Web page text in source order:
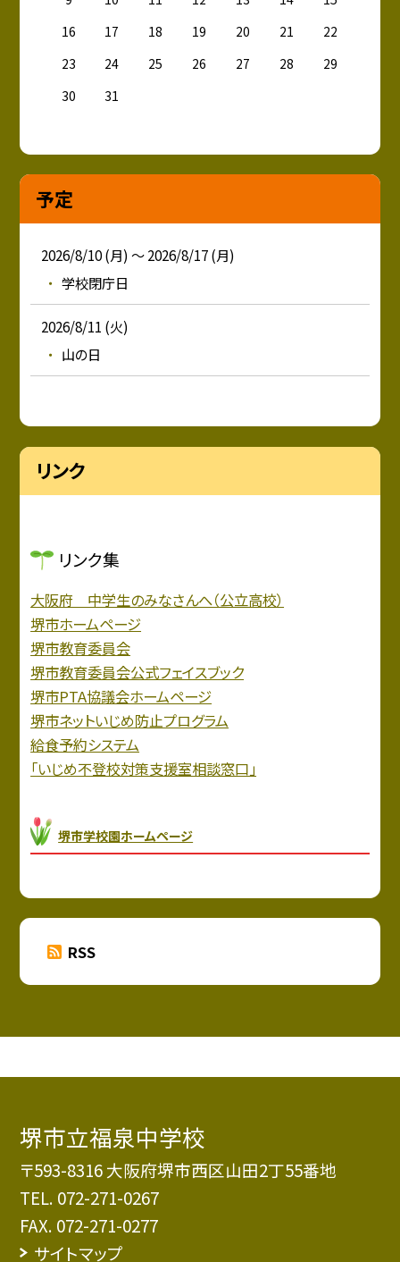
16
17 18 19 20 21
22
23
24 25 26 27 28
29
30
31
予定
2026/8/10 (月) ～ 2026/8/17 (月)
学校閉庁日
2026/8/11 (火)
山の日
リンク
リンク集
大阪府 中学生のみなさんへ（公立高校）
堺市ホームページ
堺市教育委員会
堺市教育委員会公式フェイスブック
堺市PTA協議会ホームページ
堺市ネットいじめ防止プログラム
給食予約システム
「いじめ不登校対策支援室相談窓口」
堺市学校園ホームページ
RSS
堺市立福泉中学校
〒593-8316 大阪府堺市西区山田2丁55番地
TEL. 072-271-0267
FAX. 072-271-0277
サイトマップ